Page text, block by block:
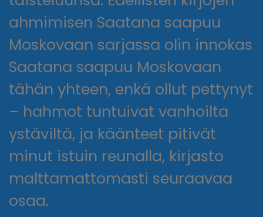
ahmimisen Saatana saapuu
Moskovaan sarjassa olin innokas
Saatana saapuu Moskovaan
tähän yhteen, enkä ollut pettynyt
– hahmot tuntuivat vanhoilta
ystäviltä, ja käänteet pitivät
minut istuin reunalla, kirjasto
malttamattomasti seuraavaa
osaa.